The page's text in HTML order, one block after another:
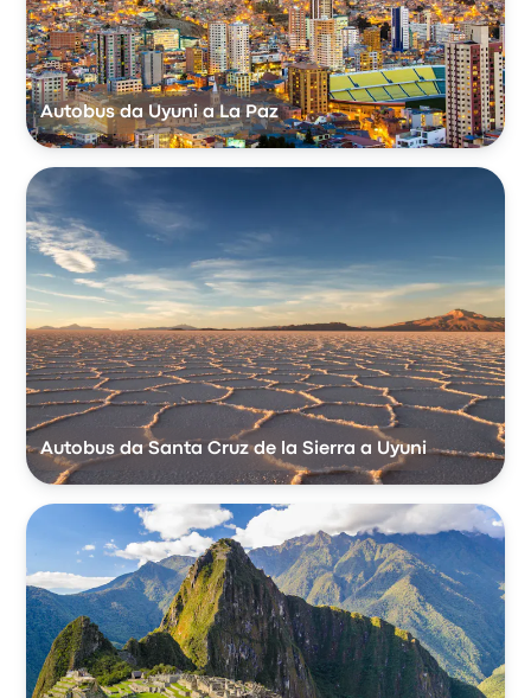
Autobus da Uyuni a La Paz
Autobus da Santa Cruz de la Sierra a Uyuni